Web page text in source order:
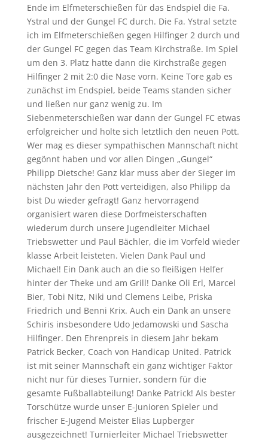
Ende im Elfmeterschießen für das Endspiel die Fa.
Ystral und der Gungel FC durch. Die Fa. Ystral setzte
ich im Elfmeterschießen gegen Hilfinger 2 durch und
der Gungel FC gegen das Team Kirchstraße. Im Spiel
um den 3. Platz hatte dann die Kirchstraße gegen
Hilfinger 2 mit 2:0 die Nase vorn. Keine Tore gab es
zunächst im Endspiel, beide Teams standen sicher
und ließen nur ganz wenig zu. Im
Siebenmeterschießen war dann der Gungel FC etwas
erfolgreicher und holte sich letztlich den neuen Pott.
Wer mag es dieser sympathischen Mannschaft nicht
gegönnt haben und vor allen Dingen „Gungel“
Philipp Dietsche! Ganz klar muss aber der Sieger im
nächsten Jahr den Pott verteidigen, also Philipp da
bist Du wieder gefragt! Ganz hervorragend
organisiert waren diese Dorfmeisterschaften
wiederum durch unsere Jugendleiter Michael
Triebswetter und Paul Bächler, die im Vorfeld wieder
klasse Arbeit leisteten. Vielen Dank Paul und
Michael! Ein Dank auch an die so fleißigen Helfer
hinter der Theke und am Grill! Danke Oli Erl, Marcel
Bier, Tobi Nitz, Niki und Clemens Leibe, Priska
Friedrich und Benni Krix. Auch ein Dank an unsere
Schiris insbesondere Udo Jedamowski und Sascha
Hilfinger. Den Ehrenpreis in diesem Jahr bekam
Patrick Becker, Coach von Handicap United. Patrick
ist mit seiner Mannschaft ein ganz wichtiger Faktor
nicht nur für dieses Turnier, sondern für die
gesamte Fußballabteilung! Danke Patrick! Als bester
Torschütze wurde unser E-Junioren Spieler und
frischer E-Jugend Meister Elias Lupberger
ausgezeichnet! Turnierleiter Michael Triebswetter